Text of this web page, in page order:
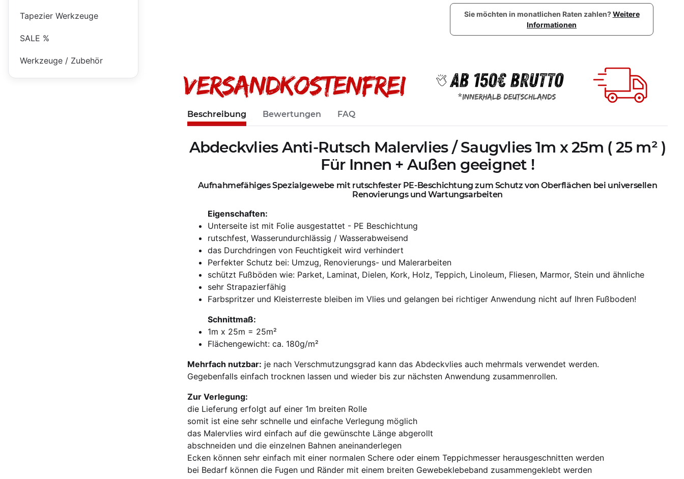
Sie möchten in monatlichen Raten zahlen?Weitere
Informationen
Beschreibung Bewertungen FAQ
Abdeckvlies Anti-Rutsch Malervlies / Saugvlies 1m x 25m ( 25 m² )
Für Innen + Außen geeignet !
Aufnahmefähiges Spezialgewebe mit rutschfester PE-Beschichtung zum Schutz von Oberflächen bei universellen
Renovierungs und Wartungsarbeiten
Eigenschaften:
Unterseite ist mit Folie ausgestattet - PE Beschichtung
rutschfest, Wasserundurchlässig / Wasserabweisend
das Durchdringen von Feuchtigkeit wird verhindert
Perfekter Schutz bei: Umzug, Renovierungs- und Malerarbeiten
schützt Fußböden wie: Parket, Laminat, Dielen, Kork, Holz, Teppich, Linoleum, Fliesen, Marmor, Stein und ähnliche
sehr Strapazierfähig
Farbspritzer und Kleisterreste bleiben im Vlies und gelangen bei richtiger Anwendung nicht auf Ihren Fußboden!
Schnittmaß:
1m x 25m = 25m²
Flächengewicht: ca. 180g/m²
Mehrfach nutzbar: je nach Verschmutzungsgrad kann das Abdeckvlies auch mehrmals verwendet werden.
Gegebenfalls einfach trocknen lassen und wieder bis zur nächsten Anwendung zusammenrollen.
Zur Verlegung:
die Lieferung erfolgt auf einer 1m breiten Rolle
somit ist eine sehr schnelle und einfache Verlegung möglich
das Malervlies wird einfach auf die gewünschte Länge abgerollt
abschneiden und die einzelnen Bahnen aneinanderlegen
Ecken können sehr einfach mit einer normalen Schere oder einem Teppichmesser herausgeschnitten werden
bei Bedarf können die Fugen und Ränder mit einem breiten Gewebeklebeband zusammengeklebt werden
Tapezier Werkzeuge
SALE %
Werkzeuge / Zubehör